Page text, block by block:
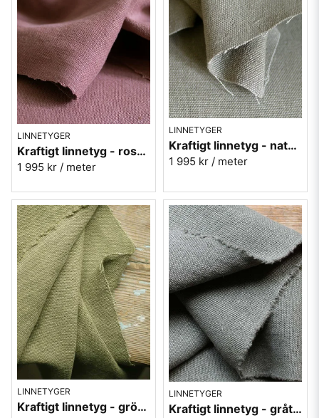
LINNETYGER
Kraftigt linnetyg - rosa möbeltyg Enzimi Cinnobel 530
1 995 kr / meter
LINNETYGER
Kraftigt linnetyg - natur lin möbeltyg Enzimi Linen 548
1 995 kr / meter
LINNETYGER
Kraftigt linnetyg - grönt möbeltyg Enzimi Olive 705
LINNETYGER
Kraftigt linnetyg - grått möbeltyg Enzimi Stone 515